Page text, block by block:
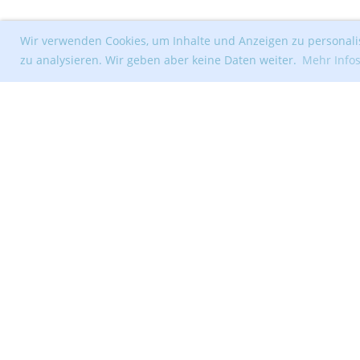
Wir verwenden Cookies, um Inhalte und Anzeigen zu
zu analysieren. Wir geben aber keine Daten weiter. Mehr Infos